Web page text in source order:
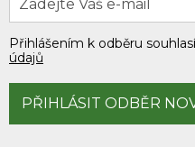
Přihlášením k odběru
údajů
PŘIHLÁSIT ODBĚR